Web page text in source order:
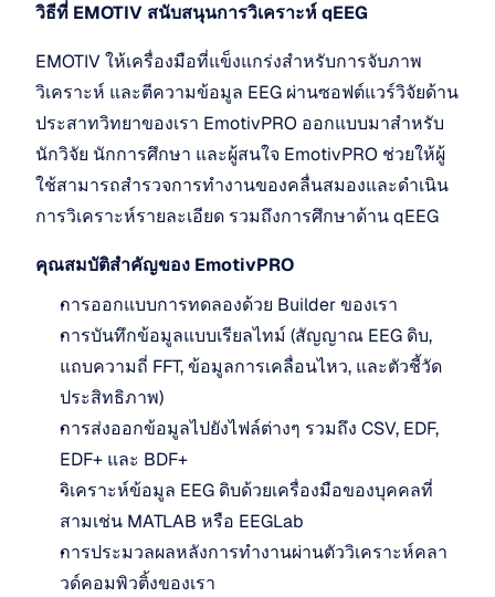
วิธีที่ EMOTIV สนับสนุนการวิเคราะห์ qEEG
EMOTIV ให้เครื่องมือที่แข็งแกร่งสำหรับการจับภาพ
วิเคราะห์ และตีความข้อมูล EEG ผ่านซอฟต์แวร์วิจัยด้าน
ประสาทวิทยาของเรา EmotivPRO ออกแบบมาสำหรับ
นักวิจัย นักการศึกษา และผู้สนใจ EmotivPRO ช่วยให้ผู้
ใช้สามารถสำรวจการทำงานของคลื่นสมองและดำเนิน
การวิเคราะห์รายละเอียด รวมถึงการศึกษาด้าน qEEG
คุณสมบัติสำคัญของ EmotivPRO
การออกแบบการทดลองด้วย Builder ของเรา
การบันทึกข้อมูลแบบเรียลไทม์ (สัญญาณ EEG ดิบ,
แถบความถี่ FFT, ข้อมูลการเคลื่อนไหว, และตัวชี้วัด
ประสิทธิภาพ)
การส่งออกข้อมูลไปยังไฟล์ต่างๆ รวมถึง CSV, EDF,
EDF+ และ BDF+
วิเคราะห์ข้อมูล EEG ดิบด้วยเครื่องมือของบุคคลที่
สามเช่น MATLAB หรือ EEGLab
การประมวลผลหลังการทำงานผ่านตัววิเคราะห์คลา
วด์คอมพิวติ้งของเรา